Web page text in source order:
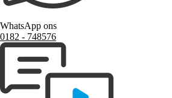
WhatsApp ons
0182 ‑ 748576